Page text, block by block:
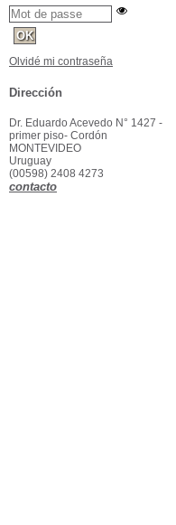
Olvidé mi contraseña
Dirección
Dr. Eduardo Acevedo N° 1427 -
primer piso- Cordón
MONTEVIDEO
Uruguay
(00598) 2408 4273
contacto